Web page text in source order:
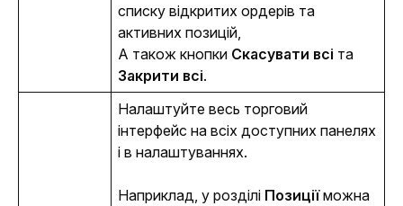
списку відкритих ордерів та
активних позицій,
А також кнопкиСкасувати всі та
Закрити всі.
Налаштуйте весь торговий
інтерфейс на всіх доступних панелях
і в налаштуваннях.
Наприклад, у розділі Позиції можна